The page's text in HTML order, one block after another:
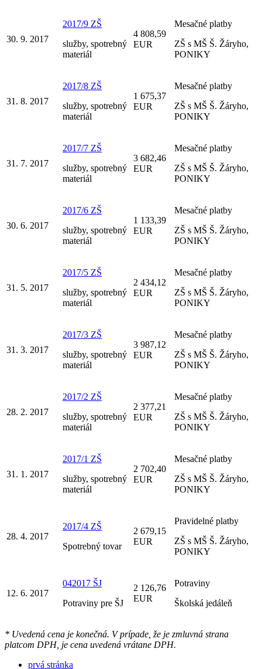
30. 9. 2017
2017/9 ZŠ
služby, spotrebný
materiál
4 808,59
EUR
Mesačné platby
ZŠ s MŠ Š. Žáryho,
PONIKY
31. 8. 2017
2017/8 ZŠ
služby, spotrebný
materiál
1 675,37
EUR
Mesačné platby
ZŠ s MŠ Š. Žáryho,
PONIKY
31. 7. 2017
2017/7 ZŠ
služby, spotrebný
materiál
3 682,46
EUR
Mesačné platby
ZŠ s MŠ Š. Žáryho,
PONIKY
30. 6. 2017
2017/6 ZŠ
služby, spotrebný
materiál
1 133,39
EUR
Mesačné platby
ZŠ s MŠ Š. Žáryho,
PONIKY
31. 5. 2017
2017/5 ZŠ
služby, spotrebný
materiál
2 434,12
EUR
Mesačné platby
ZŠ s MŠ Š. Žáryho,
PONIKY
31. 3. 2017
2017/3 ZŠ
služby, spotrebný
materiál
3 987,12
EUR
Mesačné platby
ZŠ s MŠ Š. Žáryho,
PONIKY
28. 2. 2017
2017/2 ZŠ
služby, spotrebný
materiál
2 377,21
EUR
Mesačné platby
ZŠ s MŠ Š. Žáryho,
PONIKY
31. 1. 2017
2017/1 ZŠ
služby, spotrebný
materiál
2 702,40
EUR
Mesačné platby
ZŠ s MŠ Š. Žáryho,
PONIKY
28. 4. 2017
2017/4 ZŠ
Spotrebný tovar
2 679,15
EUR
Pravidelné platby
ZŠ s MŠ Š. Žáryho,
PONIKY
12. 6. 2017
042017 ŠJ
Potraviny pre ŠJ
2 126,76
EUR
Potraviny
Školská jedáleň
* Uvedená cena je konečná. V prípade, že je zmluvná strana
platcom DPH, je cena uvedená vrátane DPH.
prvá stránka